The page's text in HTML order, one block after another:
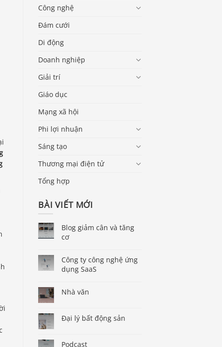
Công nghệ
Đám cưới
Di động
Doanh nghiệp
Giải trí
Giáo dục
Mạng xã hội
Phi lợi nhuận
Sáng tạo
Thương mại điện tử
Tổng hợp
BÀI VIẾT MỚI
Blog giảm cân và tăng
cơ
Công ty công nghệ ứng
dụng SaaS
Nhà văn
Đại lý bất động sản
Podcast